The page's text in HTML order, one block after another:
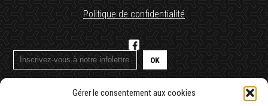
Gérer le consentement aux cookies
Politique de confidentialité
1 (450) 378-4474